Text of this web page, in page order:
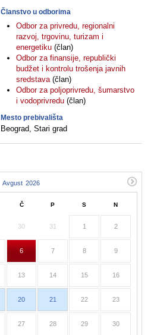
Članstvo u odborima
Odbor za privredu, regionalni
razvoj, trgovinu, turizam i
energetiku (član)
Odbor za finansije, republički
budžet i kontrolu trošenja javnih
sredstava (član)
Odbor za poljoprivredu, šumarstvo
i vodoprivredu (član)
Mesto prebivališta
Beograd, Stari grad
Č P S N
30 31 1 2
6 7 8 9
13 14 15 16
20 21 22 23
27 28 29 30